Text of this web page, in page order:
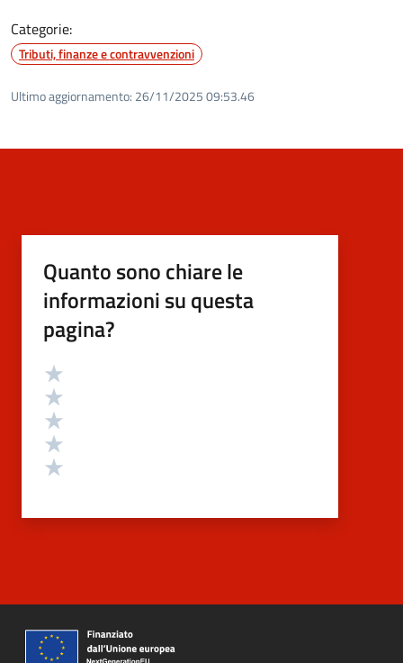
Categorie:
Tributi, finanze e contravvenzioni
Ultimo aggiornamento: 26/11/2025 09:53.46
Quanto sono chiare le
informazioni su questa
pagina?
Valutazione